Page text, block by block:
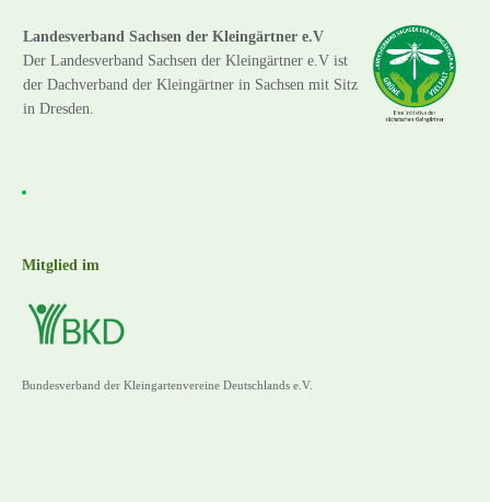
Landesverband Sachsen der Kleingärtner e.V
Der Landesverband Sachsen der Kleingärtner e.V ist
der Dachverband der Kleingärtner in Sachsen mit Sitz
in Dresden.
Mitglied im
Bundesverband der Kleingartenvereine Deutschlands e.V.